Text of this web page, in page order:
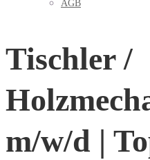
AGB
Tischler /
m/w/d |